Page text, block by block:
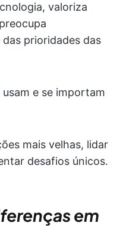
valoriza
prioridades das
e se importam
mais velhas, lidar
desafios únicos.
em